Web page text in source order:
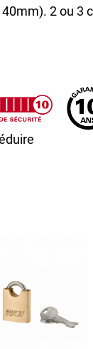
2 ou 3